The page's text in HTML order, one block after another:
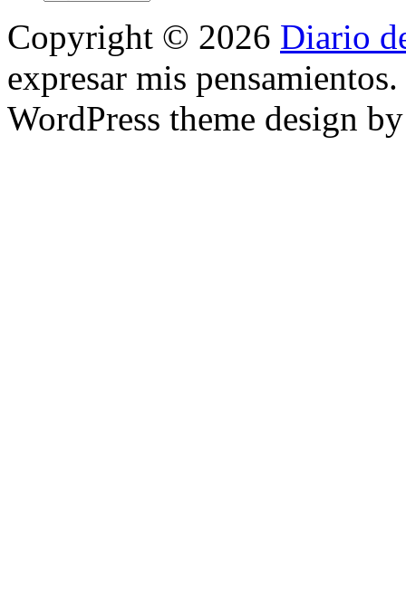
Copyright © 2026 Diario
expresar mis pensamientos.
WordPress theme design